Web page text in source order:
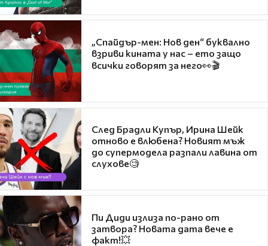
„Спайдър-мен: Нов ден“ буквално
взриви кината у нас – ето защо
всички говорят за него👀🎬
След Брадли Купър, Ирина Шейк
отново е влюбена? Новият мъж
до супермодела разпали лавина от
слухове🧐
Пи Диди излиза по-рано от
затвора? Новата дата вече е
факт!💥